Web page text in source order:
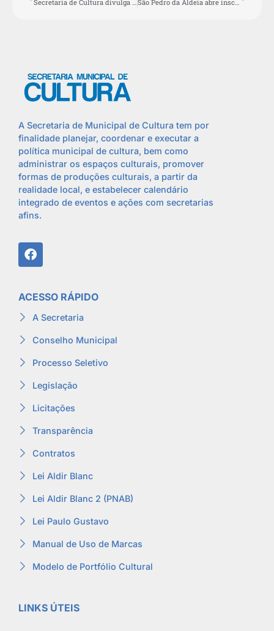
São Pedro da Aldeia abre inscrições para 3ª Conferência Municipal de Cultura
A Secretaria de Municipal de Cultura tem por
finalidade planejar, coordenar e executar a
política municipal de cultura, bem como
administrar os espaços culturais, promover
formas de produções culturais, a partir da
realidade local, e estabelecer calendário
integrado de eventos e ações com secretarias
afins.
ACESSO RÁPIDO
A Secretaria
Conselho Municipal
Processo Seletivo
Legislação
Licitações
Transparência
Contratos
Lei Aldir Blanc
Lei Aldir Blanc 2 (PNAB)
Lei Paulo Gustavo
Manual de Uso de Marcas
Modelo de Portfólio Cultural
LINKS ÚTEIS